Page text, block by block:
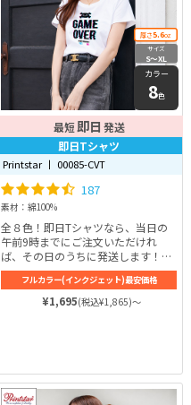
厚さ5.6oz
サイズ
S〜XL
カラー
8色
最短即日 発送
即日Tシャツ
Printstar 丨 00085-CVT
187
素材：綿100%
全８色！即日Tシャツなら、当日の
午前9時までにご注文いただけれ
ば、その日のうちに発送します！急
なイベントが迫っているときでも安
心です♪ 毎日着るTシャツだからこ
そ、耐久性からシルエット、着心
地、そしてプリントの質まで徹底的
どなたでも着こなせます。
フルカラー(インクジェット)最安価格
¥1,695(税込¥1,865)～